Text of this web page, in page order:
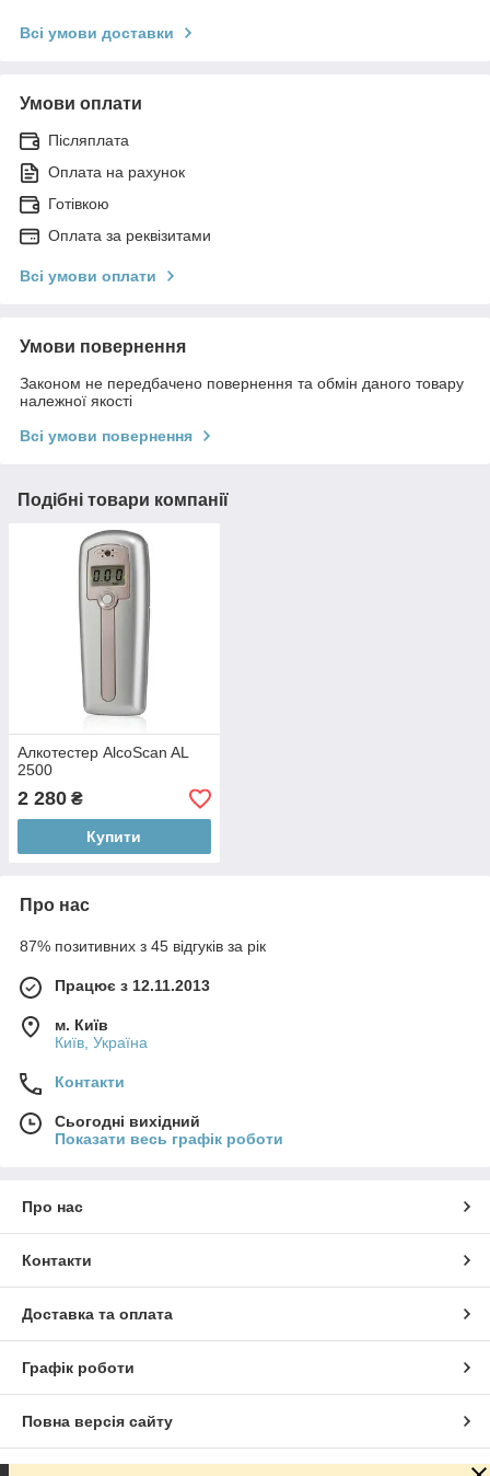
Всі умови доставки
Умови оплати
Післяплата
Оплата на рахунок
Готівкою
Оплата за реквізитами
Всі умови оплати
Умови повернення
Законом не передбачено повернення та обмін даного товару
належної якості
Всі умови повернення
Подібні товари компанії
Алкотестер AlcoScan AL
2500
2 280 ₴
Купити
Про нас
87% позитивних з 45 відгуків за рік
Працює з 12.11.2013
м. Київ
Київ, Україна
Контакти
Сьогодні вихідний
Показати весь графік роботи
Про нас
Контакти
Доставка та оплата
Графік роботи
Повна версія сайту